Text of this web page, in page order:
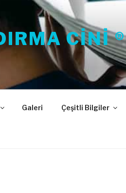
CINI ®
Galeri Çeşitli Bilgiler